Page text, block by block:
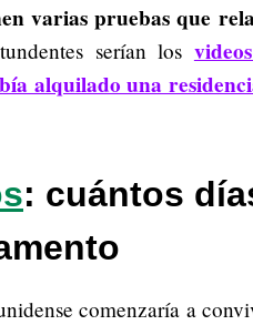
varias pruebas que
serían los
alquilado una
: cuántos
comenzaría a